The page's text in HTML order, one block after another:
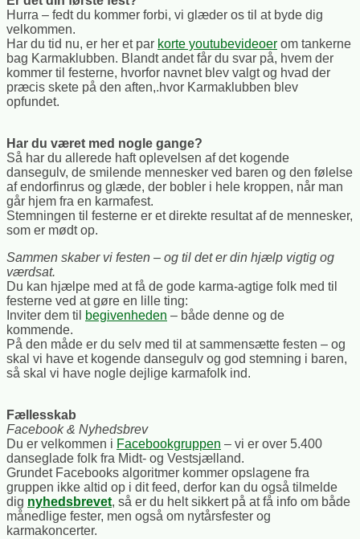
Hurra – fedt du kommer forbi, vi glæder os til at byde dig
velkommen.
Har du tid nu, er her et par korte youtubevideoer om tankerne
bag Karmaklubben. Blandt andet får du svar på, hvem der
kommer til festerne, hvorfor navnet blev valgt og hvad der
præcis skete på den aften,.hvor Karmaklubben blev
opfundet.
Har du været med nogle gange?
Så har du allerede haft oplevelsen af det kogende
dansegulv, de smilende mennesker ved baren og den følelse
af endorfinrus og glæde, der bobler i hele kroppen, når man
går hjem fra en karmafest.
Stemningen til festerne er et direkte resultat af de mennesker,
som er mødt op.
Sammen skaber vi festen – og til det er din hjælp vigtig og
værdsat.
Du kan hjælpe med at få de gode karma-agtige folk med til
festerne ved at gøre en lille ting:
Inviter dem til
begivenheden – både denne og de
kommende.
På den måde er du selv med til at sammensætte festen – og
skal vi have et kogende dansegulv og god stemning i baren,
så skal vi have nogle dejlige karmafolk ind.
Fællesskab
Facebook & Nyhedsbrev
Du er velkommen i Facebookgruppen – vi er over 5.400
danseglade folk fra Midt- og Vestsjælland.
Grundet Facebooks algoritmer kommer opslagene fra
gruppen ikke altid op i dit feed, derfor kan du også tilmelde
dig nyhedsbrevet, så er du helt sikkert på at få info om både
månedlige fester, men også om nytårsfester og
karmakoncerter.